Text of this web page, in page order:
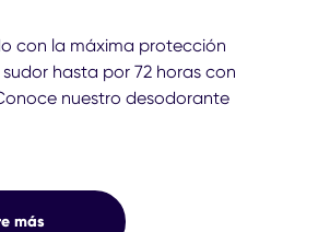
con la máxima protección
hasta por 72 horas con
nuestro desodorante
más